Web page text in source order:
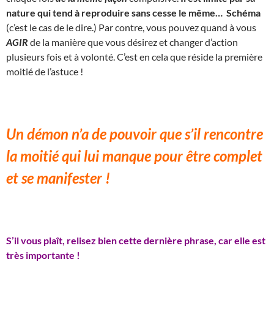
nature qui tend à reproduire sans cesse le même… Schéma
(c’est le cas de le dire.) Par contre, vous pouvez quand à vous
AGIR de la manière que vous désirez et changer d’action
plusieurs fois et à volonté. C’est en cela que réside la première
moitié de l’astuce !
Un démon n’a de pouvoir que s’il rencontre
la moitié qui lui manque pour être complet
et se manifester !
S’il vous plaît, relisez bien cette dernière phrase, car elle est
très importante !